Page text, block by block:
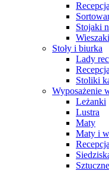
Stojaki
Stoły i biurka
Lady
Stoliki
Wyposażenie
Leżanki
Lustra
Maty
Maty i